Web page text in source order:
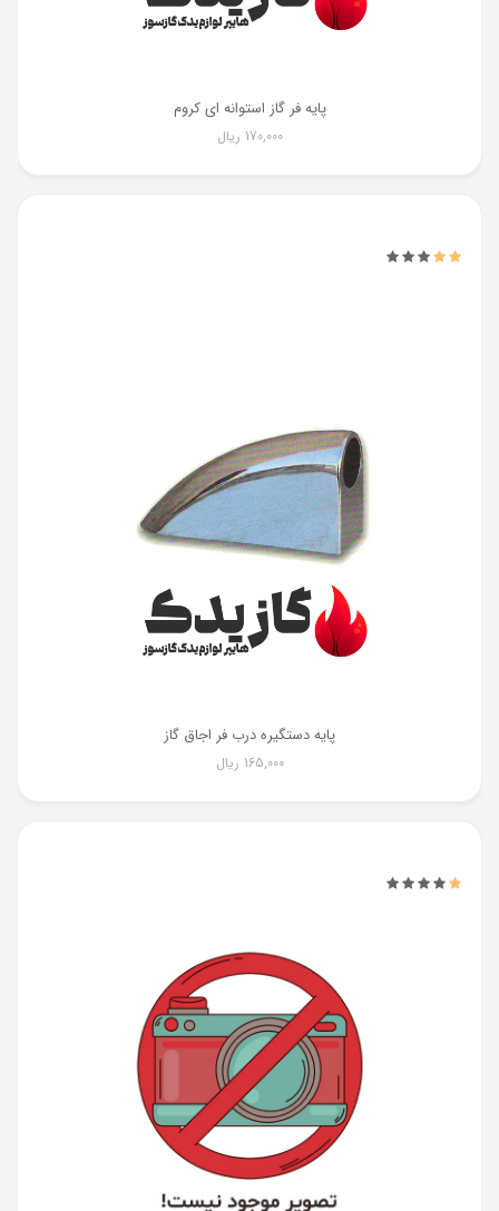
پایه فر گاز استوانه ای کروم
170,000 ریال
پایه دستگیره درب فر اجاق گاز
165,000 ریال